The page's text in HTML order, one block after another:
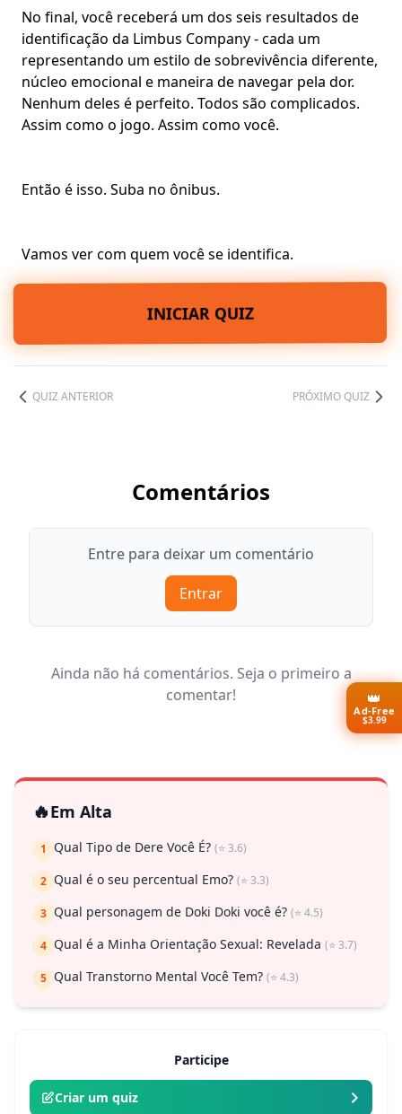
No final, você receberá um dos seis resultados de
identificação da Limbus Company - cada um
representando um estilo de sobrevivência diferente,
núcleo emocional e maneira de navegar pela dor.
Nenhum deles é perfeito. Todos são complicados.
Assim como o jogo. Assim como você.
Então é isso. Suba no ônibus.
Vamos ver com quem você se identifica.
INICIAR QUIZ
QUIZ ANTERIOR PRÓXIMO QUIZ
Comentários
Entre para deixar um comentário
Entrar
Ainda não há comentários. Seja o primeiro a
comentar!
🔥Em Alta
1 Qual Tipo de Dere Você É? (⭐ 3.6)
2 Qual é o seu percentual Emo? (⭐ 3.3)
3 Qual personagem de Doki Doki você é? (⭐ 4.5)
4 Qual é a Minha Orientação Sexual: Revelada (⭐ 3.7)
5 Qual Transtorno Mental Você Tem? (⭐ 4.3)
Participe
Criar um quiz
👑
Ad-Free
$3.99